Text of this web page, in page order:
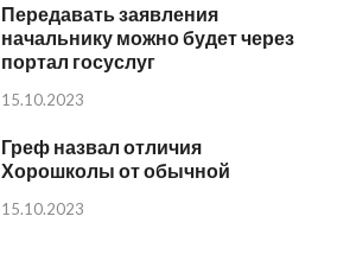
Передавать заявления
начальнику можно будет через
портал госуслуг
15.10.2023
Греф назвал отличия
Хорошколы от обычной
15.10.2023